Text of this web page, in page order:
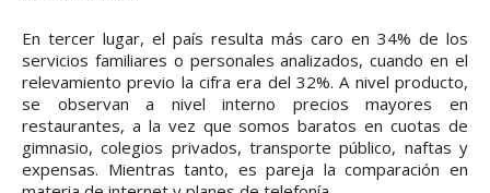
En tercer lugar, el país resulta más caro en 34% de los
servicios familiares o personales analizados, cuando en el
relevamiento previo la cifra era del 32%. A nivel producto,
se observan a nivel interno precios mayores en
restaurantes, a la vez que somos baratos en cuotas de
gimnasio, colegios privados, transporte público, naftas y
expensas. Mientras tanto, es pareja la comparación en